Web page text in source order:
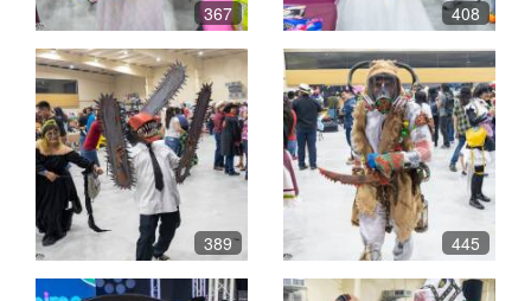
367 408
389 445